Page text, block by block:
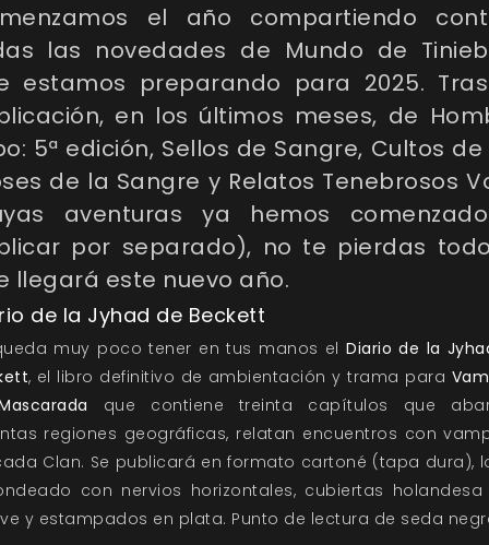
el año compartiendo
las novedades de Mundo de
estamos preparando para 2025.
en los últimos meses, de
5ª edición, Sellos de Sangre, Cultos
de la Sangre y Relatos Tenebrosos
aventuras ya hemos
por separado), no te pierdas
llegará este nuevo año.
de la Jyhad de Beckett
muy poco tener en tus manos elDiario de la
, el libro definitivo de ambientación y trama para
que contiene treinta capítulos que
regiones geográficas, relatan encuentros con
Clan. Se publicará en formato cartoné (tapa dura),
con nervios horizontales, cubiertas
y estampados en plata. Punto de lectura de seda